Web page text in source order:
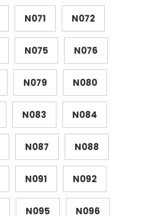
N071 N072
N075 N076
N079 N080
N083 N084
N087 N088
N091 N092
N095 N096